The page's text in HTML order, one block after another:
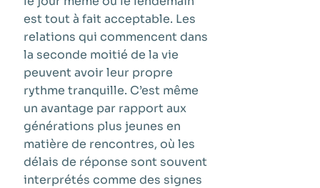
est tout à fait acceptable. Les
relations qui commencent dans
la seconde moitié de la vie
peuvent avoir leur propre
rythme tranquille. C’est même
un avantage par rapport aux
générations plus jeunes en
matière de rencontres, où les
délais de réponse sont souvent
interprétés comme des signes